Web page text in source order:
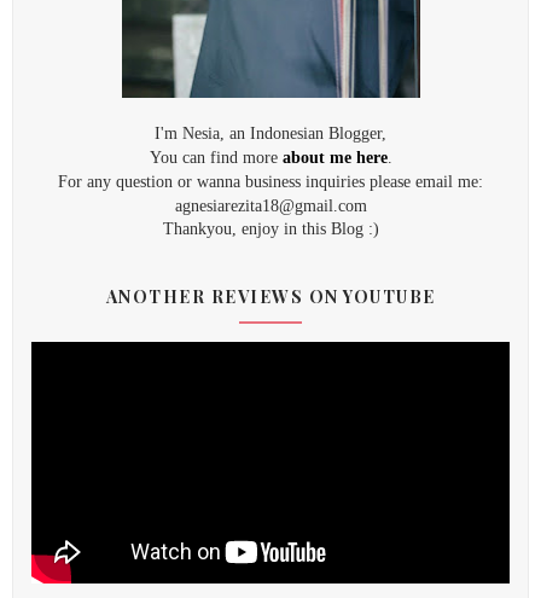
I'm Nesia, an Indonesian Blogger,
You can find more about me here.
For any question or wanna business inquiries please email me:
agnesiarezita18@gmail.com
Thankyou, enjoy in this Blog :)
ANOTHER REVIEWS ON YOUTUBE